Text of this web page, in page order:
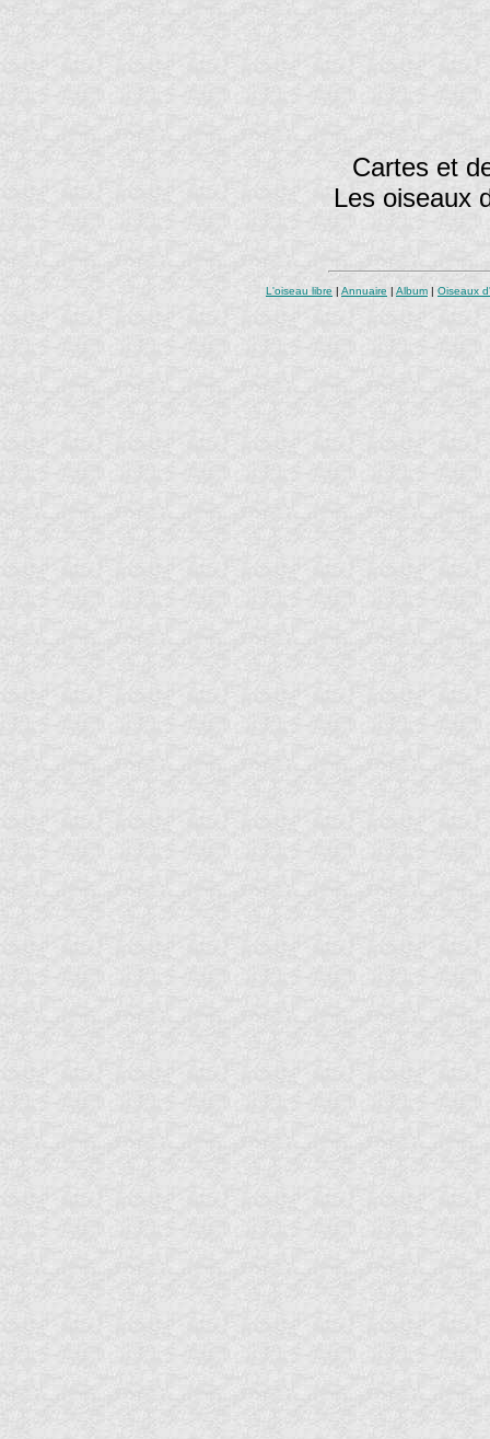
Cartes et
Les oiseaux
L'oiseau libre | Annuaire | Album | Oiseaux